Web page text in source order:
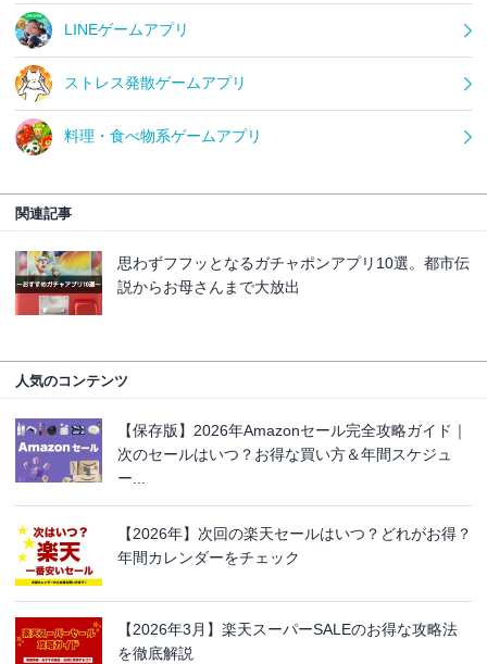
LINEゲームアプリ
ストレス発散ゲームアプリ
料理・食べ物系ゲームアプリ
関連記事
思わずフフッとなるガチャポンアプリ10選。都市伝
説からお母さんまで大放出
人気のコンテンツ
【保存版】2026年Amazonセール完全攻略ガイド｜
次のセールはいつ？お得な買い方＆年間スケジュ
ー...
【2026年】次回の楽天セールはいつ？どれがお得？
年間カレンダーをチェック
【2026年3月】楽天スーパーSALEのお得な攻略法
を徹底解説